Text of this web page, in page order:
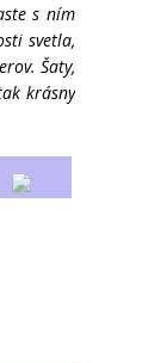
s ním
svetla,
Šaty,
krásny